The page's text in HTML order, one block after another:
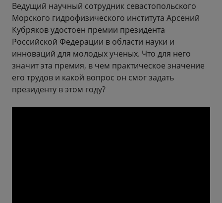
Ведущий научный сотрудник севастопольского
Морского гидрофизического института Арсений
Кубряков удостоен премии президента
Российской Федерации в области науки и
инноваций для молодых ученых. Что для него
значит эта премия, в чем практическое значение
его трудов и какой вопрос он смог задать
президенту в этом году?